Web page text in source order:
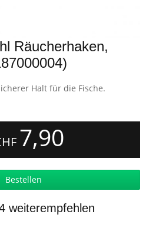
Räucherhaken,
Halt für die Fische.
7,90
Bestellen
weiterempfehlen